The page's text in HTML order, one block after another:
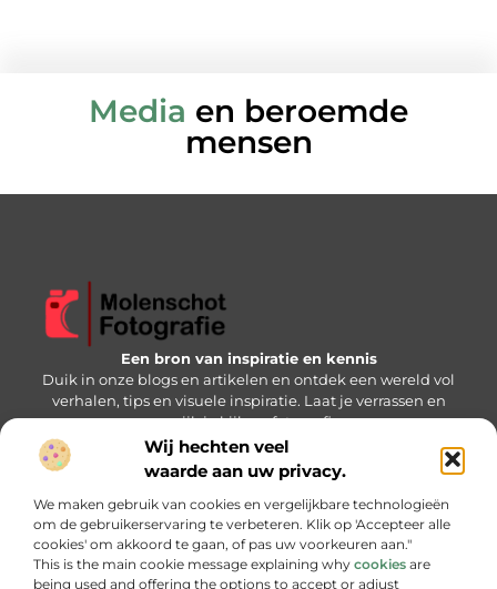
Wij hechten veel
waarde aan uw privacy.
We maken gebruik van cookies en vergelijkbare technologieën
om de gebruikerservaring te verbeteren. Klik op 'Accepteer alle
cookies' om akkoord te gaan, of pas uw voorkeuren aan."
This is the main cookie message explaining why cookies are
being used and offering the options to accept or adjust
Media en beroemde
mensen
Een bron van inspiratie en kennis
Duik in onze blogs en artikelen en ontdek een wereld vol
verhalen, tips en visuele inspiratie. Laat je verrassen en
verrijk je kijk op fotografie.
Bericht categorie
Onze informatie